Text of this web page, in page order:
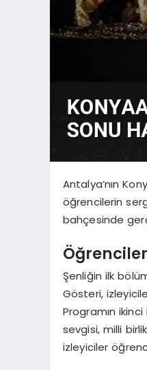
Antalya’nın
öğrencilerin
bahçesinde
Şenliğin ilk
Gösteri,
Programın
sevgisi, milli
izleyiciler